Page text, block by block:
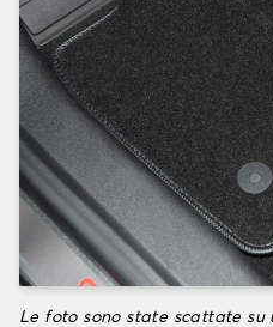
Le foto sono state scattate